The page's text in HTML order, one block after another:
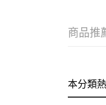
商品推
本分類